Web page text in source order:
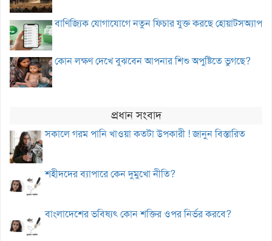
বাণিজ্যিক যোগাযোগে নতুন ফিচার যুক্ত করছে হোয়াটসঅ্যাপ
কোন লক্ষণ দেখে বুঝবেন আপনার শিশু অপুষ্টিতে ভুগছে?
প্রধান সংবাদ
সকালে গরম পানি খাওয়া কতটা উপকারী ! জানুন বিস্তারিত
শহীদদের ব্যাপারে কেন দুমুখো নীতি?
বাংলাদেশের ভবিষ্যৎ কোন শক্তির ওপর নির্ভর করবে?